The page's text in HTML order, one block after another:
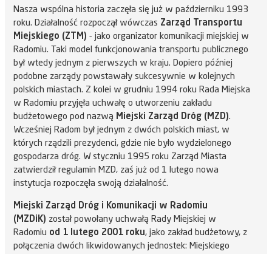
Nasza wspólna historia zaczęła się już w październiku 1993
roku. Działalność rozpoczął wówczas Zarząd Transportu
Miejskiego (ZTM) - jako organizator komunikacji miejskiej w
Radomiu. Taki model funkcjonowania transportu publicznego
był wtedy jednym z pierwszych w kraju. Dopiero później
podobne zarządy powstawały sukcesywnie w kolejnych
polskich miastach. Z kolei w grudniu 1994 roku Rada Miejska
w Radomiu przyjęła uchwałę o utworzeniu zakładu
budżetowego pod nazwą Miejski Zarząd Dróg (MZD).
Wcześniej Radom był jednym z dwóch polskich miast, w
których rządzili prezydenci, gdzie nie było wydzielonego
gospodarza dróg. W styczniu 1995 roku Zarząd Miasta
zatwierdził regulamin MZD, zaś już od 1 lutego nowa
instytucja rozpoczęła swoją działalność.
Miejski Zarząd Dróg i Komunikacji w Radomiu
(MZDiK) został powołany uchwałą Rady Miejskiej w
Radomiu od 1 lutego 2001 roku, jako zakład budżetowy, z
połączenia dwóch likwidowanych jednostek: Miejskiego